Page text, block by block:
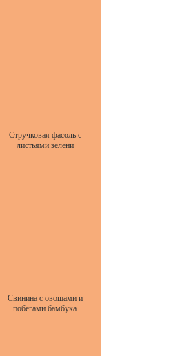
Стручковая фасоль с
листьями зелени
Свинина с овощами и
побегами бамбука